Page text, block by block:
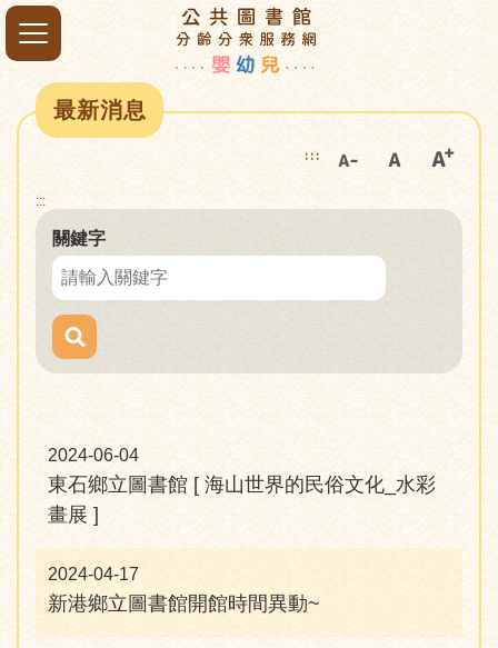
最新消息
:::
:::
關鍵字
2024-06-04
東石鄉立圖書館 [ 海山世界的民俗文化_水彩
畫展 ]
2024-04-17
新港鄉立圖書館開館時間異動~